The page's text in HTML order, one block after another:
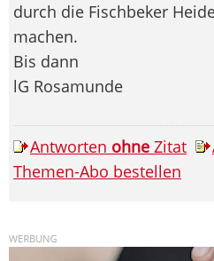
durch die Fischbeker
machen.
Bis dann
lG Rosamunde
Antworten ohne Zitat
Themen-Abo bestellen